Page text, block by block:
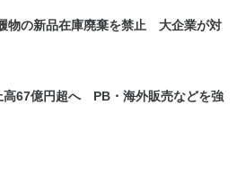
物の新品在庫廃棄を禁止 大企業が対
高67億円超へ PB・海外販売などを強